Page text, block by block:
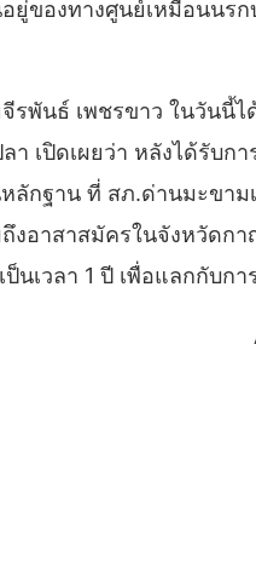
ยู่ของทางศูนย์เหมือน
รพันธ์ เพชรขาว ในวัน
เปิดเผยว่า หลังได้รับ
ลักฐาน ที่ สภ.ด่านมะข
อาสาสมัครในจังหวัดก
นเวลา 1 ปี เพื่อแลกกับก